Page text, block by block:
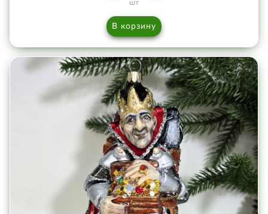
шт
В корзину